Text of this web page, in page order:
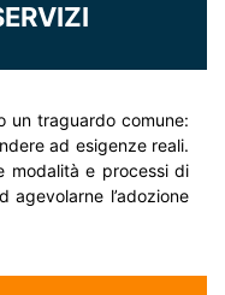
un traguardo comune:
ad esigenze reali.
modalità e processi di
agevolarne l’adozione